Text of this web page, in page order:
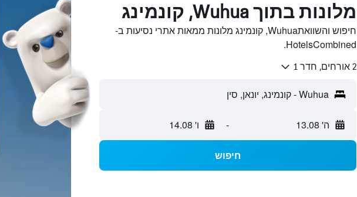
מלונות בתוך Wuhua, קונמינג
חיפוש והשוואתWuhua, קונמינג מלונות ממאות אתרי נסיעות ב-
HotelsCombined.
2 אורחים, חדר 1
ה' 13.08 - ו' 14.08
חיפוש